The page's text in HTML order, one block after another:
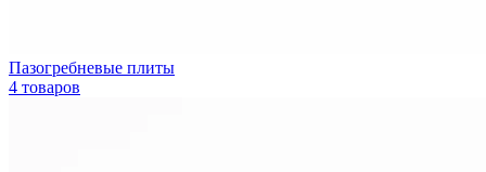
Пазогребневые плиты
4 товаров